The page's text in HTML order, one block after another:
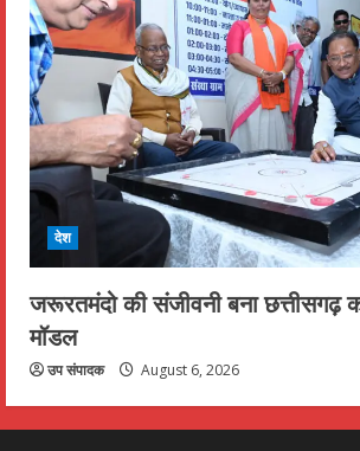
देश
जरूरतमंदो की संजीवनी बना छत्तीसगढ़
मॉडल
उप संपादक August 6, 2026